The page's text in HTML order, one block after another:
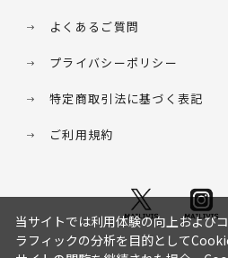
よくあるご質問
プライバシーポリシー
特定商取引法に基づく表記
ご利用規約
当サイトでは利用体験の向上および
ラフィックの分析を目的として